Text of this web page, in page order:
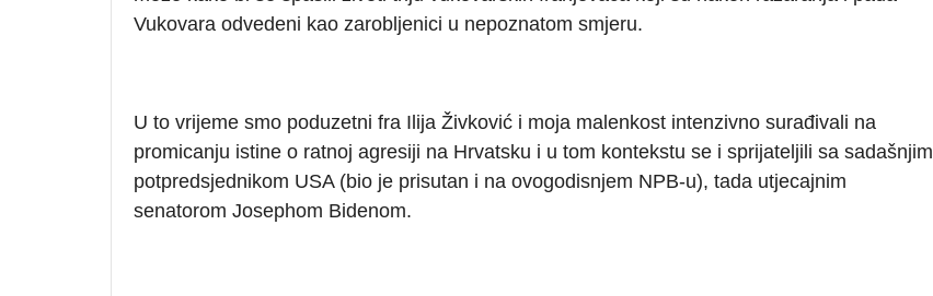
Vukovara odvedeni kao zarobljenici u nepoznatom smjeru.
U to vrijeme smo poduzetni fra Ilija Živković i moja malenkost intenzivno surađivali na
promicanju istine o ratnoj agresiji na Hrvatsku i u tom kontekstu se i sprijateljili sa sadašnjim
potpredsjednikom USA (bio je prisutan i na ovogodisnjem NPB-u), tada utjecajnim
senatorom Josephom Bidenom.